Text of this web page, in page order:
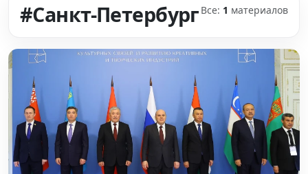
#Санкт-Петербург Все: 1 материалов